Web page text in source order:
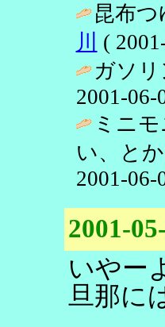
昆布
川
(
ガソ
2001-06-
ミニ
い、と
2001-06-
2001-
いやー
旦那に